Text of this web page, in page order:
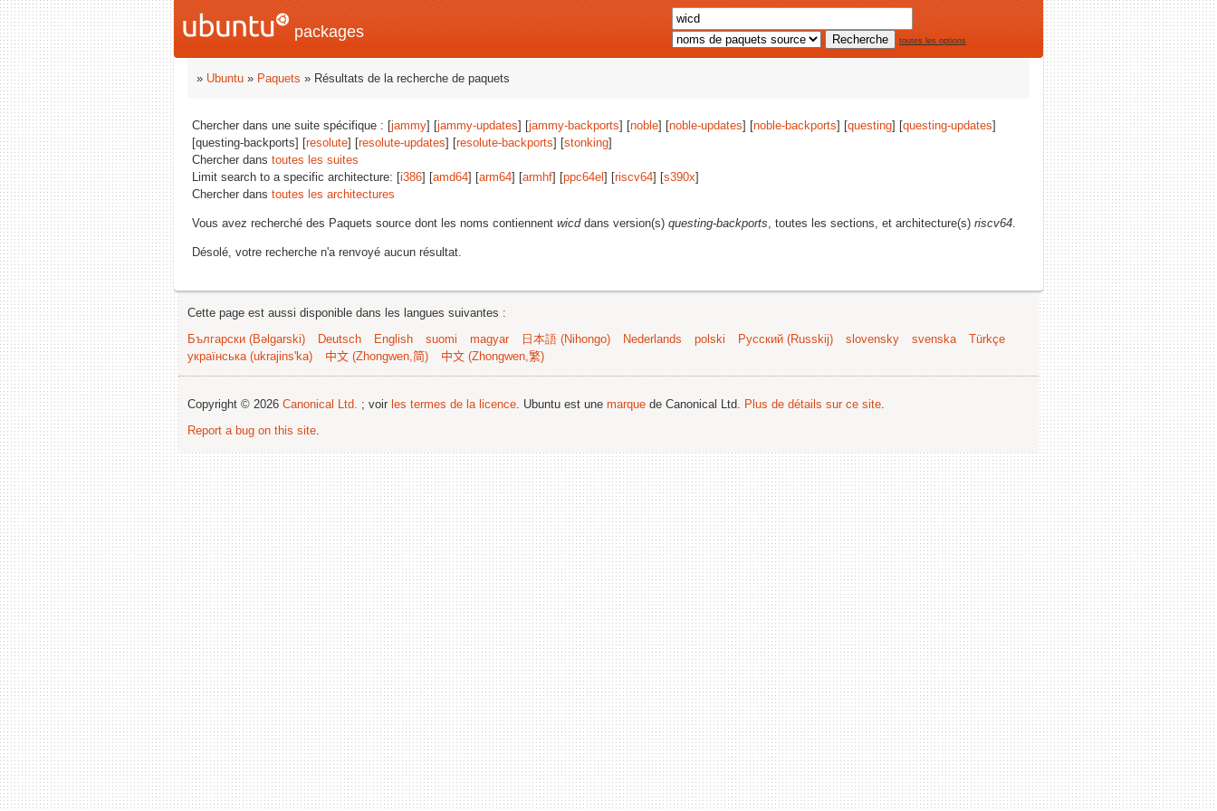
packages toutes les options
» Ubuntu » Paquets » Résultats de la recherche de paquets
Chercher dans une suite spécifique : [jammy] [jammy-updates] [jammy-backports] [noble] [noble-updates] [noble-backports] [questing] [questing-updates]
[questing-backports] [resolute] [resolute-updates] [resolute-backports] [stonking]
Chercher dans toutes les suites
Limit search to a specific architecture: [i386] [amd64] [arm64] [armhf] [ppc64el ] [riscv64] [s390x]
Chercher dans toutes les architectures
Vous avez recherché des Paquets source dont les noms contiennent wicddans version(s) questing-backports, toutes les sections, et architecture(s) riscv64.
Désolé, votre recherche n'a renvoyé aucun résultat.
Cette page est aussi disponible dans les langues suivantes :
Български (Bəlgarski)
Deutsch English suomi magyar 日本語 (Nihongo) Nederlands polski Русский (Russkij) slovensky svenska
Türkçe
українська (ukrajins'ka)
中文 (Zhongwen,简) 中文 (Zhongwen,繁)
Copyright © 2026 Canonical Ltd. ; voir les termes de la licence. Ubuntu est une marque de Canonical Ltd. Plus de détails sur ce site.
Report a bug on this site.